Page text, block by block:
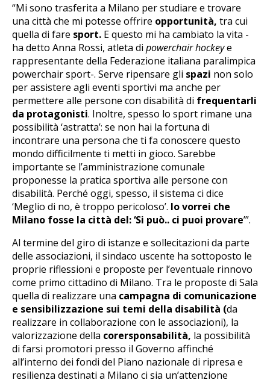
“Mi sono trasferita a Milano per studiare e trovare
una città che mi potesse offrire opportunità, tra cui
quella di fare sport. E questo mi ha cambiato la vita -
ha detto Anna Rossi, atleta di powerchair hockeye
rappresentante della Federazione italiana paralimpica
powerchair sport-. Serve ripensare gli spazi non solo
per assistere agli eventi sportivi ma anche per
permettere alle persone con disabilità di frequentarli
da protagonisti. Inoltre, spesso lo sport rimane una
possibilità ‘astratta’: se non hai la fortuna di
incontrare una persona che ti fa conoscere questo
mondo difficilmente ti metti in gioco. Sarebbe
importante se l’amministrazione comunale
proponesse la pratica sportiva alle persone con
disabilità. Perché oggi, spesso, il sistema ci dice
‘Meglio di no, è troppo pericoloso’. Io vorrei che
Milano fosse la città del: ‘Si può.. ci puoi provare’”.
Al termine del giro di istanze e sollecitazioni da parte
delle associazioni, il sindaco uscente ha sottoposto le
proprie riflessioni e proposte per l’eventuale rinnovo
come primo cittadino di Milano. Tra le proposte di Sala
quella di realizzare una campagna di comunicazione
e sensibilizzazione sui temi della disabilità (da
realizzare in collaborazione con le associazioni), la
valorizzazione della corersponsabilità, la possibilità
di farsi promotori presso il Governo affinché
all’interno dei fondi del Piano nazionale di ripresa e
resilienza destinati a Milano ci sia un’attenzione